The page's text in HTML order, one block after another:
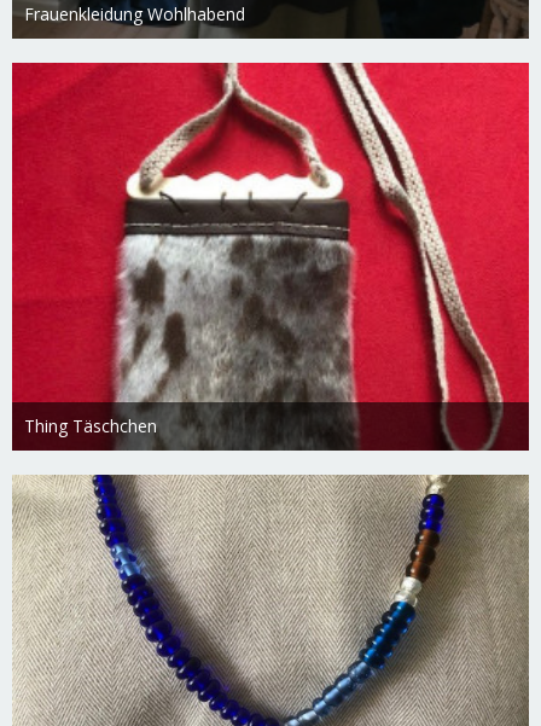
Frauenkleidung Wohlhabend
Swietlana
27. Februar 2019
1.765
0 0
Thing Täschchen
Freydis
18. Februar 2019
2.753
0 0